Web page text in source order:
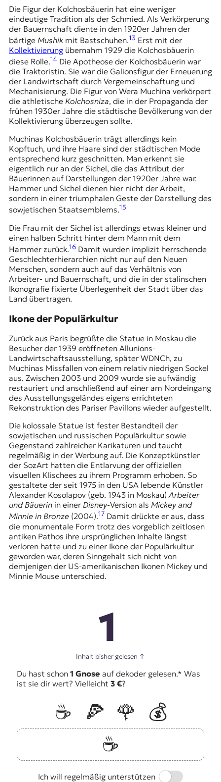
Die Figur der Kolchosbäuerin hat eine weniger
eindeutige Tradition als der Schmied. Als Verkörperung
der Bauernschaft diente in den 1920er Jahren der
bärtige Mushik mit Bastschuhen.13 Erst mit der
Kollektivierungübernahm 1929 die Kolchosbäuerin
diese Rolle.14Die Apotheose der Kolchosbäuerin war
die Traktoristin. Sie war die Galionsfigur der Erneuerung
der Landwirtschaft durch Vergemeinschaftung und
Mechanisierung. Die Figur von Wera Muchina verkörpert
die athletische Kolchosniza, die in der Propaganda der
frühen 1930er Jahre die städtische Bevölkerung von der
Kollektivierung überzeugen sollte.
Muchinas Kolchosbäuerin trägt allerdings kein
Kopftuch, und ihre Haare sind der städtischen Mode
entsprechend kurz geschnitten. Man erkennt sie
eigentlich nur an der Sichel, die das Attribut der
Bäuerinnen auf Darstellungen der 1920er Jahre war.
Hammer und Sichel dienen hier nicht der Arbeit,
sondern in einer triumphalen Geste der Darstellung des
sowjetischen Staatsemblems.15
Die Frau mit der Sichel ist allerdings etwas kleiner und
einen halben Schritt hinter dem Mann mit dem
Hammer zurück.16Damit wurden implizit herrschende
Geschlechterhierarchien nicht nur auf den Neuen
Menschen, sondern auch auf das Verhältnis von
Arbeiter- und Bauernschaft, und die in der stalinschen
Ikonografie fixierte Überlegenheit der Stadt über das
Land übertragen.
Ikone der Populärkultur
Zurück aus Paris begrüßte die Statue in Moskau die
Besucher der 1939 eröffneten Allunions-
Landwirtschaftsausstellung, später WDNCh, zu
Muchinas Missfallen von einem relativ niedrigen Sockel
aus. Zwischen 2003 und 2009 wurde sie aufwändig
restauriert und anschließend auf einer am Nordeingang
des Ausstellungsgeländes eigens errichteten
Rekonstruktion des Pariser Pavillons wieder aufgestellt.
Die kolossale Statue ist fester Bestandteil der
sowjetischen und russischen Populärkultur sowie
Gegenstand zahlreicher Karikaturen und taucht
regelmäßig in der Werbung auf. Die Konzeptkünstler
der SozArt hatten die Entlarvung der offiziellen
visuellen Klischees zu ihrem Programm erhoben. So
gestaltete der seit 1975 in den USA lebende Künstler
Alexander Kosolapov (geb. 1943 in Moskau)Arbeiter
und Bäuerinin einer Disney-Version als Mickey and
Minnie in Bronze(2004).17 Damit drückte er aus, dass
die monumentale Form trotz des vorgeblich zeitlosen
antiken Pathos ihre ursprünglichen Inhalte längst
verloren hatte und zu einer Ikone der Populärkultur
geworden war, deren Sinngehalt sich nicht von
demjenigen der US-amerikanischen Ikonen Mickey und
Minnie Mouse unterschied.
1
Inhalt bisher gelesen ↑
Du hast schon 1 Gnose auf dekoder gelesen.* Was
ist sie dir wert? Vielleicht 3 €?
☕️ 🍕 🌹
💰
☕️
Ich will regelmäßig unterstützen
Switch